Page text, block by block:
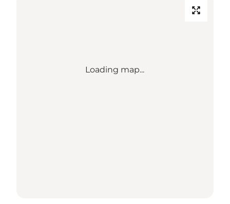
Loading map...